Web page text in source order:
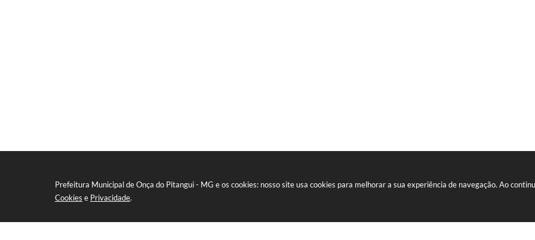
Prefeitura Municipal de Onça do Pitangui - MG e os cookies: nosso site usa cookies para melhorar a sua experiência de navegação. Ao
Cookies e Privacidade.